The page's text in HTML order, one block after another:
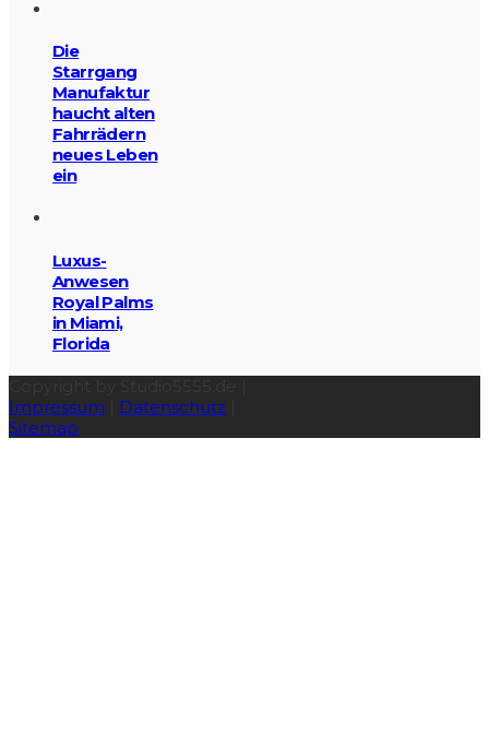
Die
Starrgang
Manufaktur
haucht alten
Fahrrädern
neues Leben
ein
Luxus-
Anwesen
Royal Palms
in Miami,
Florida
Impressum
Datenschutz
Sitemap